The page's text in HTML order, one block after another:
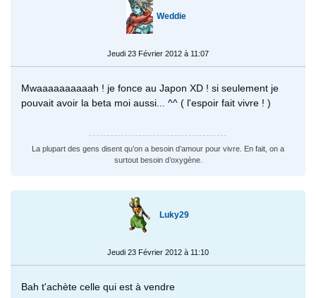
Weddie
Jeudi 23 Février 2012 à 11:07
Mwaaaaaaaaaah ! je fonce au Japon XD ! si seulement je
pouvait avoir la beta moi aussi... ^^ ( l'espoir fait vivre ! )
La plupart des gens disent qu’on a besoin d’amour pour vivre. En fait, on a
surtout besoin d’oxygène.
Luky29
Jeudi 23 Février 2012 à 11:10
Bah t'achète celle qui est à vendre